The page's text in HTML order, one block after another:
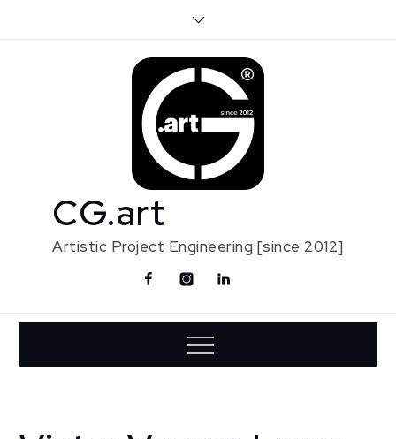
CG.art
Artistic Project Engineering [since 2012]
FacebookInstagramLinkedin
Home